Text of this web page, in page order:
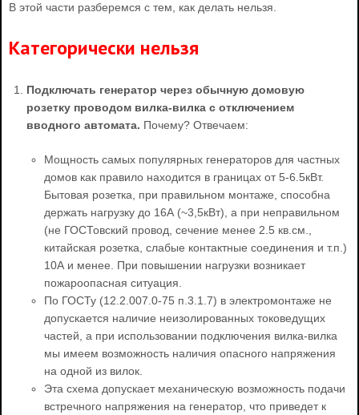
В этой части разберемся с тем, как делать нельзя.
Категорически нельзя
Подключать генератор через обычную домовую
розетку проводом вилка-вилка с отключением
вводного автомата. Почему? Отвечаем:
Мощность самых популярных генераторов для частных
домов как правило находится в границах от 5-6.5кВт.
Бытовая розетка, при правильном монтаже, способна
держать нагрузку до 16А (~3,5кВт), а при неправильном
(не ГОСТовский провод, сечение менее 2.5 кв.см.,
китайская розетка, слабые контактные соединения и т.п.)
10А и менее. При повышении нагрузки возникает
пожароопасная ситуация.
По ГОСТу (12.2.007.0-75 п.3.1.7) в электромонтаже не
допускается наличие неизолированных токоведущих
частей, а при использовании подключения вилка-вилка
мы имеем возможность наличия опасного напряжения
на одной из вилок.
Эта схема допускает механическую возможность подачи
встречного напряжения на генератор, что приведет к